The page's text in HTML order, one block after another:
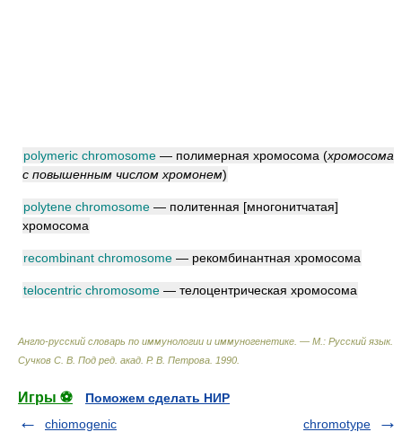
polymeric chromosome — полимерная хромосома (хромосома
с повышенным числом хромонем)
polytene chromosome — политенная [многонитчатая]
хромосома
recombinant chromosome — рекомбинантная хромосома
telocentric chromosome — телоцентрическая хромосома
Англо-русский словарь по иммунологии и иммуногенетике. — М.: Русский язык.
Сучков С. В. Под ред. акад. Р. В. Петрова 1990
Игры ⚽
Поможем сделать НИР
chiomogenic
chromotype